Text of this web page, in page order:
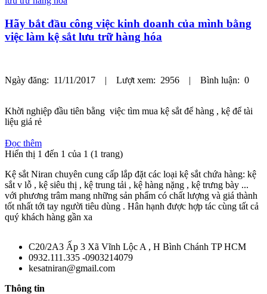
Hãy bắt đầu công việc kinh doanh của mình bằng
việc làm kệ sắt lưu trữ hàng hóa
Ngày đăng: 11/11/2017 | Lượt xem: 2956 | Bình luận: 0
Khời nghiệp đầu tiên bằng việc tìm mua kệ sắt để hàng , kệ để tài
liệu giá rẻ
Đọc thêm
Hiển thị 1 đến 1 của 1 (1 trang)
Kệ sắt Niran chuyên cung cấp lắp đặt các loại kệ sắt chứa hàng: kệ
sắt v lỗ , kệ siêu thị , kệ trung tải , kệ hàng nặng , kệ trưng bày ...
với phương trâm mang những sản phẩm có chất lượng và giá thành
tốt nhất tới tay người tiêu dùng . Hân hạnh được hợp tác cùng tất cả
quý khách hàng gần xa
C20/2A3 Ấp 3 Xã Vĩnh Lộc A , H Bình Chánh TP HCM
0932.111.335 -0903214079
kesatniran@gmail.com
Thông tin